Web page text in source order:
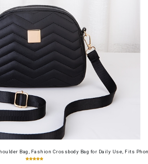
Bag, Fashion Crossbody Bag for Daily Use, Fits